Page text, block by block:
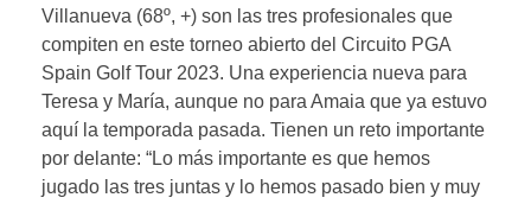
Villanueva (68º, +) son las tres profesionales que
compiten en este torneo abierto del Circuito PGA
Spain Golf Tour 2023. Una experiencia nueva para
Teresa y María, aunque no para Amaia que ya estuvo
aquí la temporada pasada. Tienen un reto importante
por delante: “Lo más importante es que hemos
jugado las tres juntas y lo hemos pasado bien y muy